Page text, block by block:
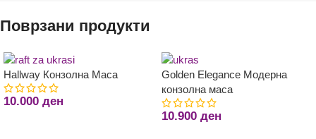
Поврзани продукти
Hallway Конзолна Маса
10.000 ден
Golden Elegance Модерна
конзолна маса
10.900 ден